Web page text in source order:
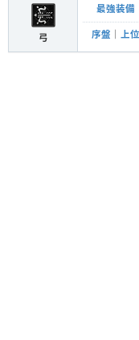
弓
最強装備
序盤 上位